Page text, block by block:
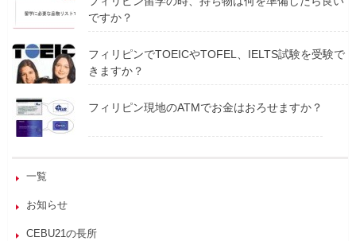
ですか？
フィリピンでTOEICやTOFEL、IELTS試験を受験で
きますか？
フィリピン現地のATMでお金はおろせますか？
一覧
お知らせ
CEBU21の長所